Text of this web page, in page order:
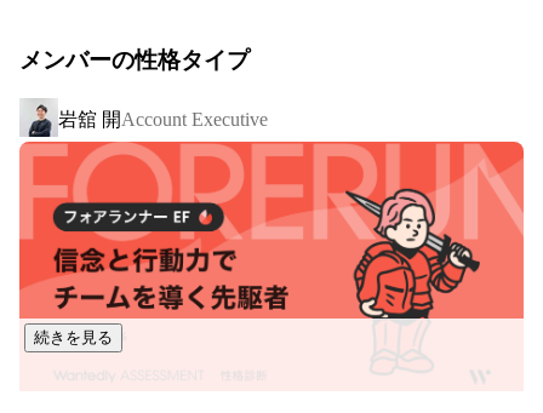
調達・購買担当者は、見積業務に平均約40〜60%の工数を使
い、そのうち半分の時間は比較表作成のための転記/入力作
業、及び、見積査定のためのデータ整理に時間を使っていま
す。そのため、本来やるべき付加価値の大きい比較・分析作
業に時間を割くことができていないのが実情です。
UPCYCLEの活用により、調達・購買担当者が、単純作業では
なく、データに基づくコストダウン検討に多くの時間を割く
ことで、組織として調達コスト最適化の実現に取り組むこと
ができます。
我々は、製造業における調達機能の重要性に着目していま
メンバーの性格タイプ
岩舘 開Account Executive
続きを見る